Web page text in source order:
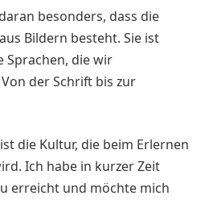
besonders, dass die
Bildern besteht. Sie ist
Sprachen, die wir
der Schrift bis zur
die Kultur, die beim Erlernen
Ich habe in kurzer Zeit
erreicht und möchte mich